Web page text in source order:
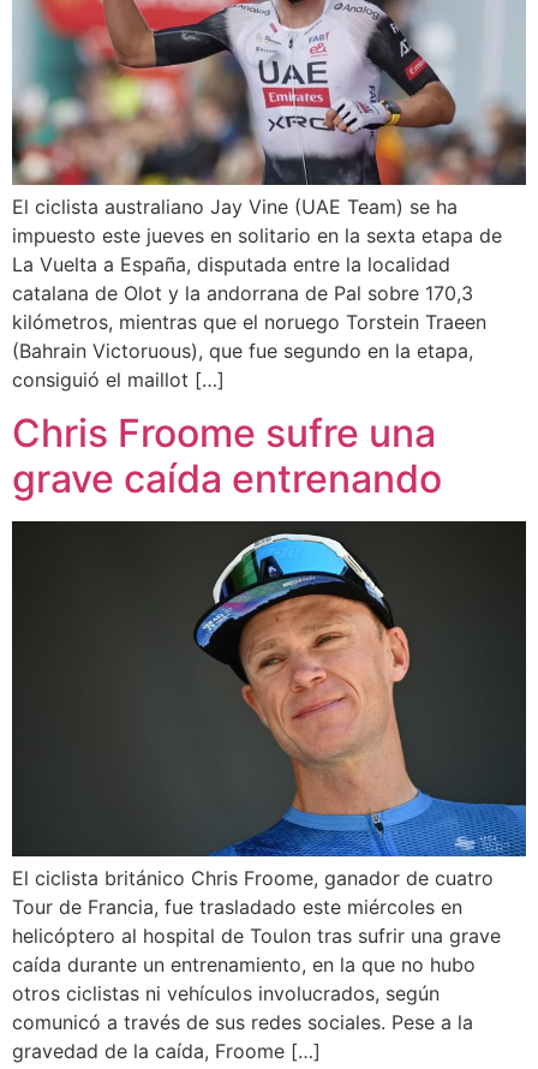
El ciclista australiano Jay Vine (UAE Team) se ha
impuesto este jueves en solitario en la sexta etapa de
La Vuelta a España, disputada entre la localidad
catalana de Olot y la andorrana de Pal sobre 170,3
kilómetros, mientras que el noruego Torstein Traeen
(Bahrain Victoruous), que fue segundo en la etapa,
consiguió el maillot […]
Chris Froome sufre una
grave caída entrenando
El ciclista británico Chris Froome, ganador de cuatro
Tour de Francia, fue trasladado este miércoles en
helicóptero al hospital de Toulon tras sufrir una grave
caída durante un entrenamiento, en la que no hubo
otros ciclistas ni vehículos involucrados, según
comunicó a través de sus redes sociales. Pese a la
gravedad de la caída, Froome […]